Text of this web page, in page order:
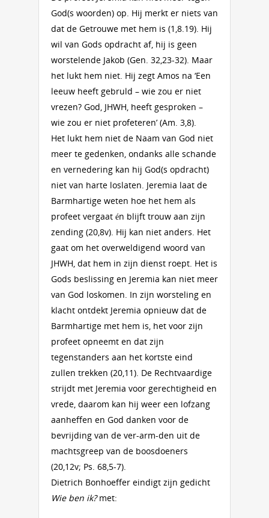
God(s woorden) op. Hij merkt er niets van
dat de Getrouwe met hem is (1,8.19). Hij
wil van Gods opdracht af, hij is geen
worstelende Jakob (Gen. 32,23-32). Maar
het lukt hem niet. Hij zegt Amos na ‘Een
leeuw heeft gebruld – wie zou er niet
vrezen? God, JHWH, heeft gesproken –
wie zou er niet profeteren’ (Am. 3,8).
Het lukt hem niet de Naam van God niet
meer te gedenken, ondanks alle schande
en vernedering kan hij God(s opdracht)
niet van harte loslaten. Jeremia laat de
Barmhartige weten hoe het hem als
profeet vergaat én blijft trouw aan zijn
zending (20,8v). Hij kan niet anders. Het
gaat om het overweldigend woord van
JHWH, dat hem in zijn dienst roept. Het is
Gods beslissing en Jeremia kan niet meer
van God loskomen. In zijn worsteling en
klacht ontdekt Jeremia opnieuw dat de
Barmhartige met hem is, het voor zijn
profeet opneemt en dat zijn
tegenstanders aan het kortste eind
zullen trekken (20,11). De Rechtvaardige
strijdt met Jeremia voor gerechtigheid en
vrede, daarom kan hij weer een lofzang
aanheffen en God danken voor de
bevrijding van de ver-arm-den uit de
machtsgreep van de boosdoeners
(20,12v; Ps. 68,5-7).
Dietrich Bonhoeffer eindigt zijn gedicht
Wie ben ik?met: